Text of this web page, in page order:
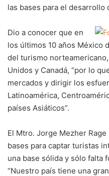
las bases para el desarrollo
Dio a conocer que en
los últimos 10 años México
del turismo
Unidos y Canadá, “por lo
mercados y dirigir los
Latinoamérica,
países Asiáticos”.
El Mtro. Jorge Mezher
bases para captar turistas
una base sólida y sólo falta
“Nuestro país tiene una